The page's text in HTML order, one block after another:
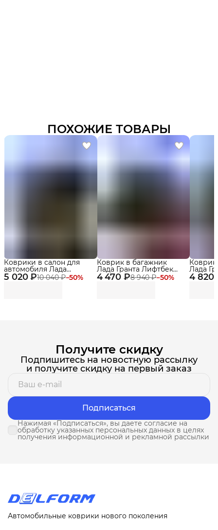
ПОХОЖИЕ ТОВАРЫ
5 020 ₽10 040 ₽−50%
Коврики в салон для
автомобиля Лада
Калина, Лада Гранта,
Датсун Ми-До, Он-До,
4 470 ₽8 940 ₽−50%
Коврик в багажник
Лада Гранта Лифтбек
(2011-25), Lada Granta 4 820
Коврик
Лада
(2011-),
Получите скидку
Подпишитесь на новостную рассылку
и получите скидку на первый заказ
Подписаться
Нажимая «Подписаться», вы даете согласие на
обработку указанных персональных данных в целях
получения информационной и рекламной рассылки
Автомобильные коврики нового поколения